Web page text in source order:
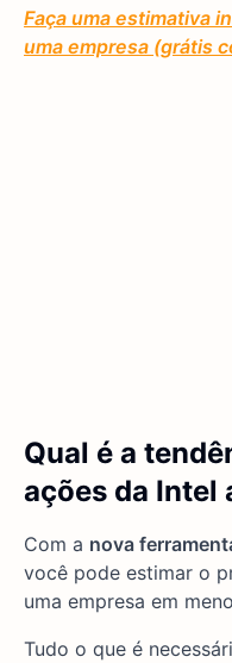
Faça uma estimativa
uma empresa (grátis
Qual é a
ações da Intel
Com a nova
você pode estimar o
uma empresa em
Tudo o que é